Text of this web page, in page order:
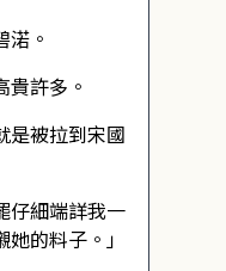
。
許多。
是被拉到宋國
仔細端詳我一
的料子。」